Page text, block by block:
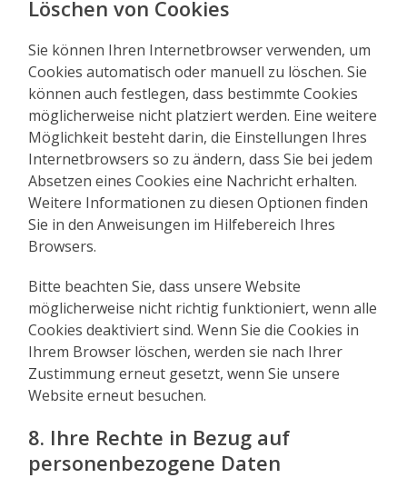
Löschen von Cookies
Sie können Ihren Internetbrowser verwenden, um
Cookies automatisch oder manuell zu löschen. Sie
können auch festlegen, dass bestimmte Cookies
möglicherweise nicht platziert werden. Eine weitere
Möglichkeit besteht darin, die Einstellungen Ihres
Internetbrowsers so zu ändern, dass Sie bei jedem
Absetzen eines Cookies eine Nachricht erhalten.
Weitere Informationen zu diesen Optionen finden
Sie in den Anweisungen im Hilfebereich Ihres
Browsers.
Bitte beachten Sie, dass unsere Website
möglicherweise nicht richtig funktioniert, wenn alle
Cookies deaktiviert sind. Wenn Sie die Cookies in
Ihrem Browser löschen, werden sie nach Ihrer
Zustimmung erneut gesetzt, wenn Sie unsere
Website erneut besuchen.
8. Ihre Rechte in Bezug auf
personenbezogene Daten